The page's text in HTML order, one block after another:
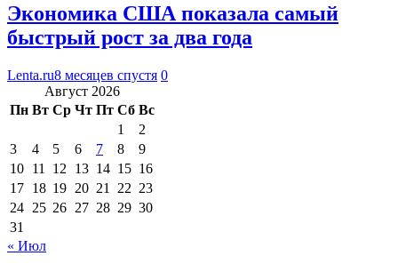
Экономика США показала самый
быстрый рост за два года
Lenta.ru8 месяцев спустя 0
Август 2026
Пн Вт Ср Чт Пт Сб Вс
1
2
3
4 5 6 7 8
9
10 11 12 13 14 15 16
17 18 19 20 21 22 23
24 25 26 27 28 29 30
31
« Июл